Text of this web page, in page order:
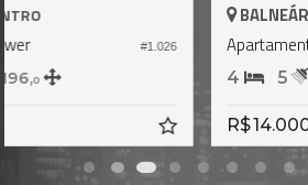
BALNEÁRIO CAMBORIÚ -CENTRO
Apartamento no Edifício One Tower
4 0 194,0
R$ 14.000.000,